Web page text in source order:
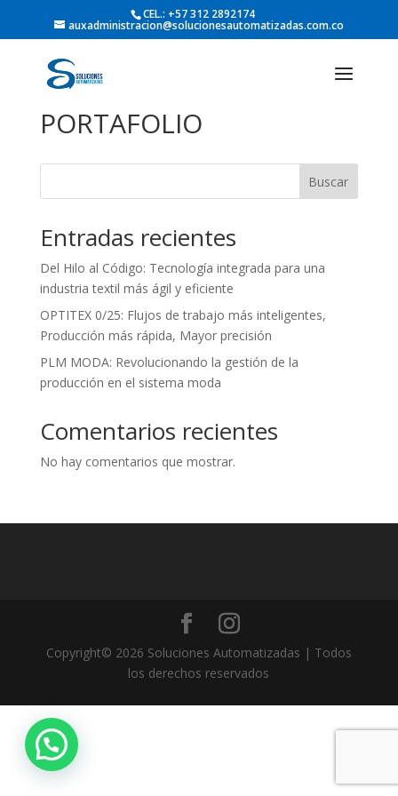
CEL.: +57 312 2892174
auxadministracion@solucionesautomatizadas.com.co
PORTAFOLIO
Buscar
Entradas recientes
Del Hilo al Código: Tecnología integrada para una
industria textil más ágil y eficiente
OPTITEX 0/25: Flujos de trabajo más inteligentes,
Producción más rápida, Mayor precisión
PLM MODA: Revolucionando la gestión de la
producción en el sistema moda
Comentarios recientes
No hay comentarios que mostrar.
Copyright© 2026 Soluciones Automatizadas | Todos
los derechos reservados